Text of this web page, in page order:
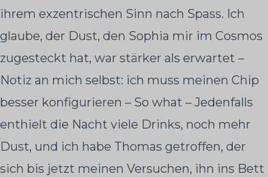
ihrem exzentrischen Sinn nach Spass. Ich
glaube, der Dust, den Sophia mir im Cosmos
zugesteckt hat, war stärker als erwartet –
Notiz an mich selbst: ich muss meinen Chip
besser konfigurieren – So what – Jedenfalls
enthielt die Nacht viele Drinks, noch mehr
Dust, und ich habe Thomas getroffen, der
sich bis jetzt meinen Versuchen, ihn ins Bett